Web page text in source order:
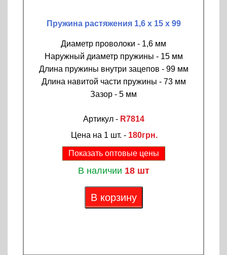
Пружина растяжения 1,6 х 15 х 99
Диаметр проволоки - 1,6 мм
Наружный диаметр пружины - 15 мм
Длина пружины внутри зацепов - 99 мм
Длина навитой части пружины - 73 мм
Зазор - 5 мм
Артикул - R7814
Цена на 1 шт. - 180грн.
Показать оптовые цены
В наличии 18 шт
В корзину